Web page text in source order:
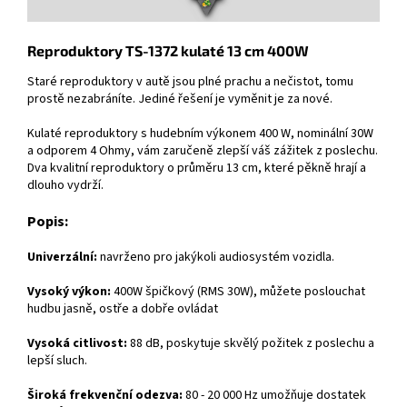
Reproduktory TS-1372 kulaté 13 cm 400W
Staré reproduktory v autě jsou plné prachu a nečistot, tomu
prostě nezabráníte. Jediné řešení je vyměnit je za nové.
Kulaté reproduktory s hudebním výkonem 400 W, nominální 30W
a odporem 4 Ohmy, vám zaručeně zlepší váš zážitek z poslechu.
Dva kvalitní reproduktory o průměru 13 cm, které pěkně hrají a
dlouho vydrží.
Popis:
Univerzální: navrženo pro jakýkoli audiosystém vozidla.
Vysoký výkon: 400W špičkový (RMS 30W), můžete poslouchat
hudbu jasně, ostře a dobře ovládat
Vysoká citlivost: 88 dB, poskytuje skvělý požitek z poslechu a
lepší sluch.
Široká frekvenční odezva: 80 - 20 000 Hz umožňuje dostatek